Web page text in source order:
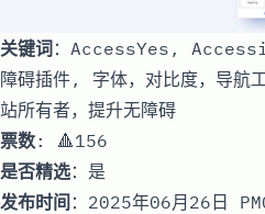
关键词：AccessYes,
障碍插件, 字体，对比度，导航
站所有者，提升无障碍
票数: 🔺156
是否精选：是
发布时间 ：2025年06月26日